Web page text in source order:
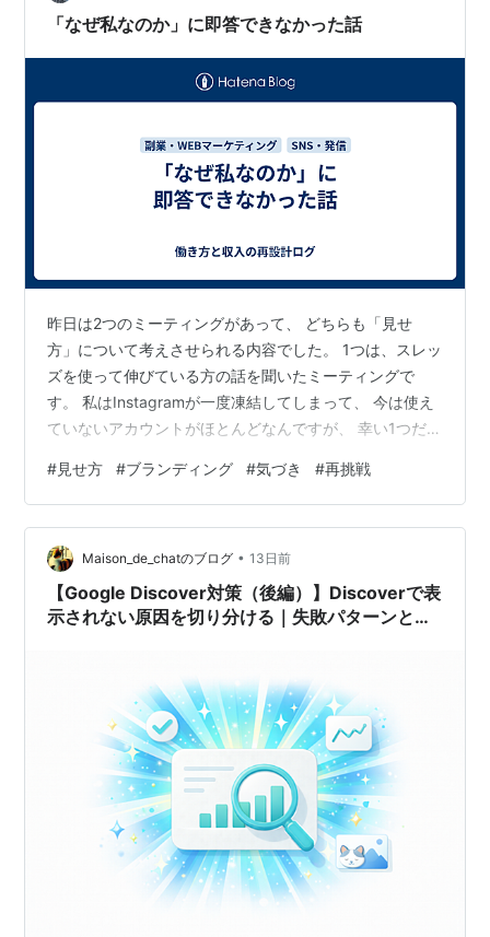
ング事業部),林なほ子(パララックス)
発売日:
2013/04/23
メディア:単行本（ソフトカバー）
5分で絶対に分かる、「Webマーケティング」とは
「なぜ私なのか」に即答できなかった話
昨日は2つのミーティングがあって、 どちらも「見せ
方」について考えさせられる内容でした。 1つは、スレッ
ズを使って伸びている方の話を聞いたミーティングで
す。 私はInstagramが一度凍結してしまって、 今は使え
ていないアカウントがほとんどなんですが、 幸い1つだけ
レッズに挑戦してみようかと思っています。 あわせて、
また新しくInstagramのアカウント開設にもチャレンジし
てみようかなと。 ただ今度は、以前のアカウントに紐づ
けされないように、 電話番号やメールアドレスを変えて
やる必要があります。 フリーで作れる方法もありそうな
ので、 その…
#見せ方 #ブランディング #気づき #再挑戦
Maison_de_chatのブログ • 13日前
【Google Discover対策（後編）】Discoverで表
示されない原因を切り分ける｜失敗パターンと